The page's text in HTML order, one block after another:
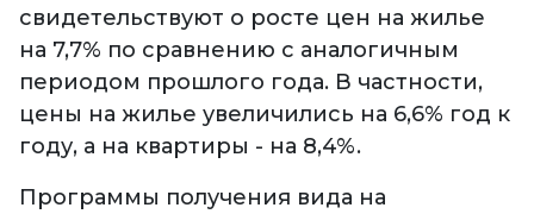
свидетельствуют о росте цен на жилье
на 7,7% по сравнению с аналогичным
периодом прошлого года. В частности,
цены на жилье увеличились на 6,6% год к
году, а на квартиры - на 8,4%.
Программы получения вида на